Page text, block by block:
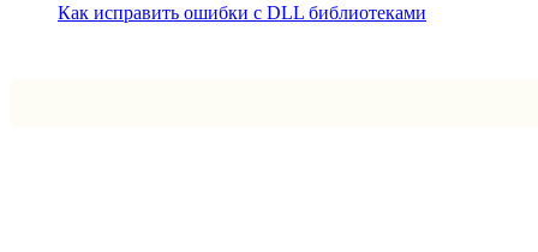
Как исправить ошибки с DLL библиотеками